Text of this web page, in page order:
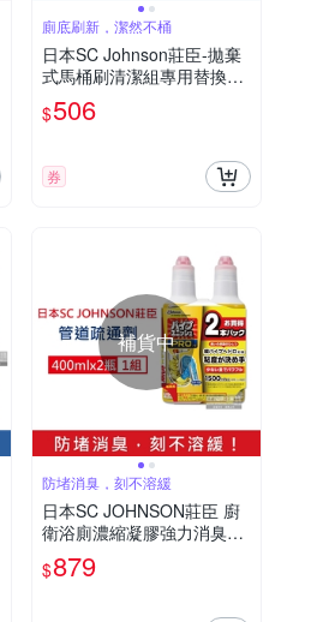
廁底刷新，潔然不桶
日本SC Johnson莊臣-拋棄
式馬桶刷清潔組專用替換刷
頭補充包12入/包-皂香(藍)
新藍(本品不含刷柄和刷架)
$506
券
補貨中
防堵消臭，刻不溶緩
日本SC JOHNSON莊臣 廚
衛浴廁濃縮凝膠強力消臭排
水管道疏通劑400mlx2瓶(深
層分解防堵塞,溶解黏稠污垢
$879